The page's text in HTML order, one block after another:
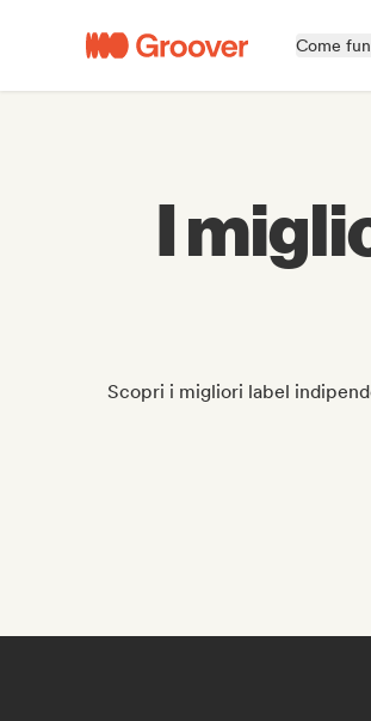
Come
I
Scopri i migliori label